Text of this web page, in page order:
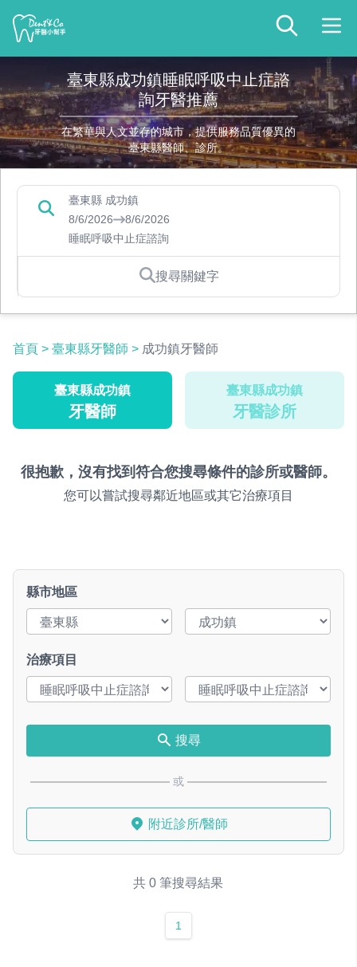
臺東縣成功鎮睡眠呼吸中止症諮
詢牙醫推薦
在繁華與人文並存的城市，提供服務品質優異的
臺東縣醫師、診所。
臺東縣 成功鎮
8/6/2026
8/6/2026
睡眠呼吸中止症諮詢
搜尋關鍵字
首頁 > 臺東縣牙醫師 > 成功鎮牙醫師
臺東縣成功鎮
牙醫師
臺東縣成功鎮
牙醫診所
很抱歉，沒有找到符合您搜尋條件的診所或醫師。
您可以嘗試搜尋鄰近地區或其它治療項目
縣市地區
治療項目
搜尋
或
附近診所/醫師
共 0 筆搜尋結果
1